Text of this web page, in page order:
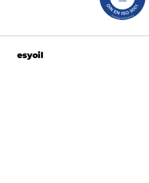
esyoil